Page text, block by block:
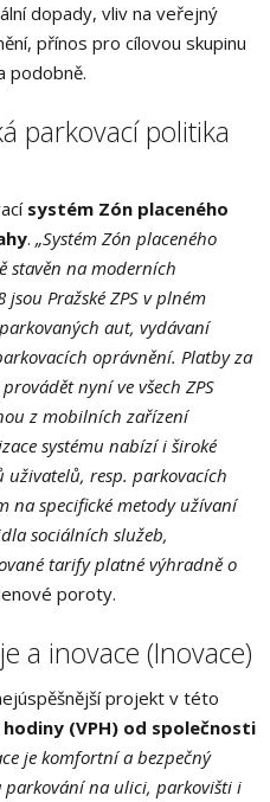
dopady, vliv na veřejný
přínos pro cílovou skupinu
podobně.
parkovací politika
systém Zón placeného
. „Systém Zón placeného
stavěn na moderních
Pražské ZPS v plném
aut, vydávaní
oprávnění. Platby za
nyní ve všech ZPS
z mobilních zařízení
systému nabízí i široké
resp. parkovacích
na specifické metody užívaní
sociálních služeb,
tarify platné výhradně o
poroty.
a inovace (Inovace)
projekt v této
(VPH) od společnosti
je komfortní a bezpečný
na ulici, parkovišti i